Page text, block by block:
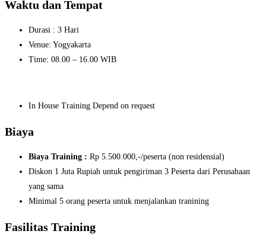
Waktu dan Tempat
Durasi : 3 Hari
Venue: Yogyakarta
Time: 08.00 – 16.00 WIB
In House Training Depend on request
Biaya
Biaya Training : Rp 5.500.000,-/peserta (non residensial)
Diskon 1 Juta Rupiah untuk pengiriman 3 Peserta dari Perusahaan
yang sama
Minimal 5 orang peserta untuk menjalankan tranining
Fasilitas Training